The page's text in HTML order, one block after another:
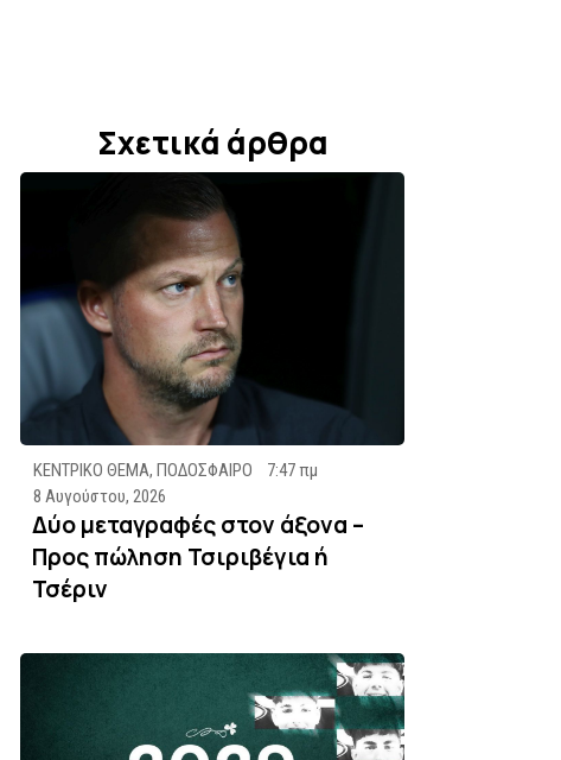
Σχετικά άρθρα
ΚΕΝΤΡΙΚΟ ΘΕΜΑ, ΠΟΔΟΣΦΑΙΡΟ
7:47 πμ
8 Αυγούστου, 2026
Δύο μεταγραφές στον άξονα –
Προς πώληση Τσιριβέγια ή
Τσέριν